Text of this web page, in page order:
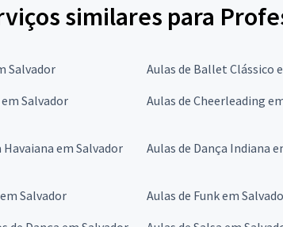
similares para
Salvador Aulas de Ballet Clássico
Salvador
Aulas de Cheerleading
Havaiana em Salvador
Aulas de Dança Indiana
Salvador Aulas de Funk em